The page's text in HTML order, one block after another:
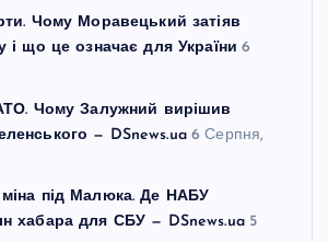
Чому Моравецький затіяв
і що це означає для України 6
Чому Залужний вирішив
— DSnews.ua 6 Серпня,
міна під Малюка. Де НАБУ
хабара для СБУ — DSnews.ua 5